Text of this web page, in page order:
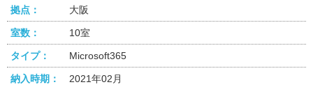
拠点： 大阪
室数： 10室
タイプ： Microsoft365
納入時期： 2021年02月